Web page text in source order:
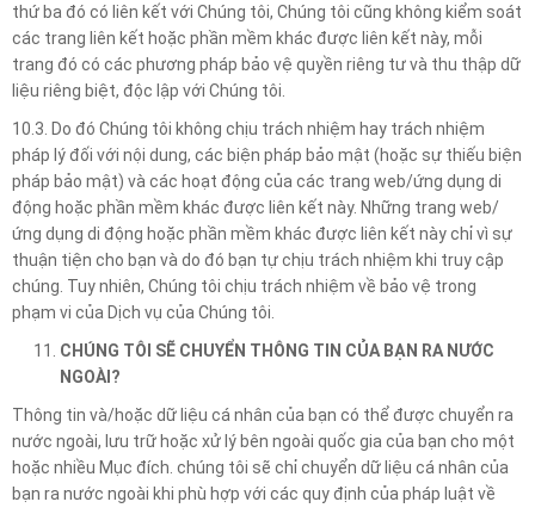
thứ ba đó có liên kết với Chúng tôi, Chúng tôi cũng không kiểm soát
các trang liên kết hoặc phần mềm khác được liên kết này, mỗi
trang đó có các phương pháp bảo vệ quyền riêng tư và thu thập dữ
liệu riêng biệt, độc lập với Chúng tôi.
10.3. Do đó Chúng tôi không chịu trách nhiệm hay trách nhiệm
pháp lý đối với nội dung, các biện pháp bảo mật (hoặc sự thiếu biện
pháp bảo mật) và các hoạt động của các trang web/ứng dụng di
động hoặc phần mềm khác được liên kết này. Những trang web/
ứng dụng di động hoặc phần mềm khác được liên kết này chỉ vì sự
thuận tiện cho bạn và do đó bạn tự chịu trách nhiệm khi truy cập
chúng. Tuy nhiên, Chúng tôi chịu trách nhiệm về bảo vệ trong
phạm vi của Dịch vụ của Chúng tôi.
CHÚNG TÔI SẼ CHUYỂN THÔNG TIN CỦA BẠN RA NƯỚC
NGOÀI?
Thông tin và/hoặc dữ liệu cá nhân của bạn có thể được chuyển ra
nước ngoài, lưu trữ hoặc xử lý bên ngoài quốc gia của bạn cho một
hoặc nhiều Mục đích. chúng tôi sẽ chỉ chuyển dữ liệu cá nhân của
bạn ra nước ngoài khi phù hợp với các quy định của pháp luật về